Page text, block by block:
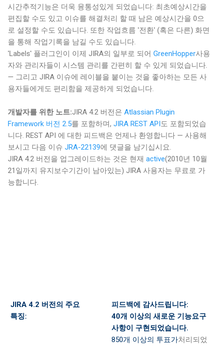
시간추적기능은 더욱 융통성있게 되었습니다: 최초예상시간을
편집할 수도 있고 이슈를 해결처리 할 때 남은 예상시간을 0으
로 설정할 수도 있습니다. 또한 작업흐름 '전환' (혹은 다른) 화면
을 통해 작업기록을 남길 수도 있습니다.
'Labels' 플러그인이 이제 JIRA의 일부로 되어 GreenHopper사용
자와 관리자들이 시스템 관리를 간편히 할 수 있게 되었습니다.
— 그리고 JIRA 이슈에 레이블을 붙이는 것을 좋아하는 모든 사
용자들에게도 편리함을 제공하게 되었습니다.
개발자를 위한 노트:JIRA 4.2 버전은 Atlassian Plugin
Framework 버전 2.5를 포함하며, JIRA REST API도 포함되었습
니다. REST API 에 대한 피드백은 언제나 환영합니다 — 사용해
보시고 다음 이슈 JRA-22139에 댓글을 남기십시요.
JIRA 4.2 버전을 업그레이드하는 것은 현재 active(2010년 10월
21일까지 유지보수기간이 남아있는) JIRA 사용자는 무료로 가
능합니다.
JIRA 4.2 버전의 주요
특징:
피드백에 감사드립니다:
40개 이상의 새로운 기능요구
사항이 구현되었습니다.
850개 이상의 투표가처리되었